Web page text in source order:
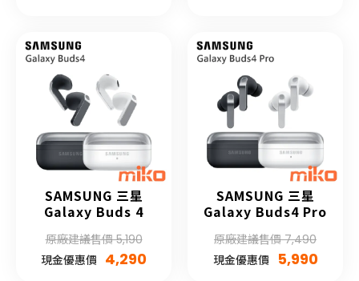
SAMSUNG 三星
Galaxy Buds 4
原廠建議售價 5,190
現金優惠價 4,290
SAMSUNG 三星
Galaxy Buds4 Pro
原廠建議售價 7,490
現金優惠價
5,990